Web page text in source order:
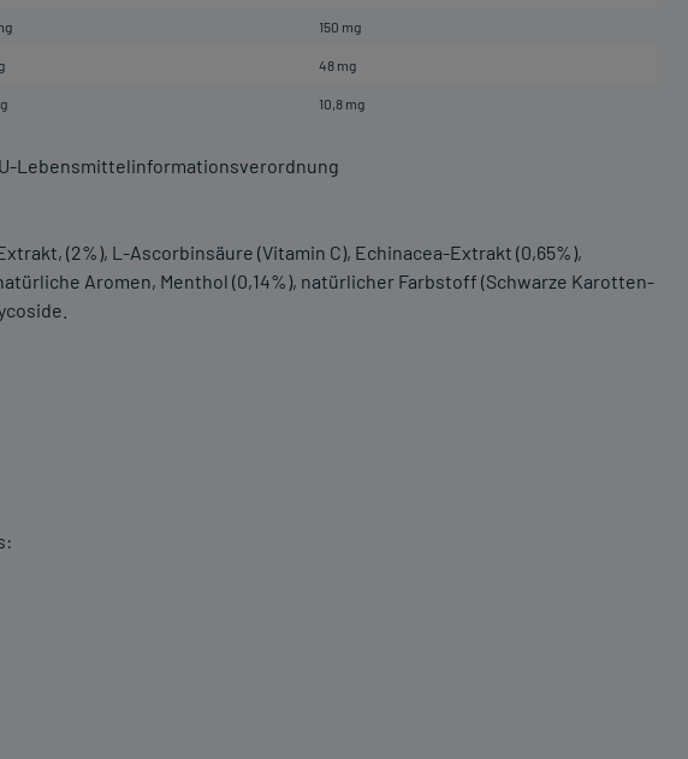
150 mg
48 mg
10,8 mg
Lebensmittelinformationsverordnung
(2%), L-Ascorbinsäure (Vitamin C), Echinacea-Extrakt (0,65%),
Aromen, Menthol (0,14%), natürlicher Farbstoff (Schwarze Karotten-